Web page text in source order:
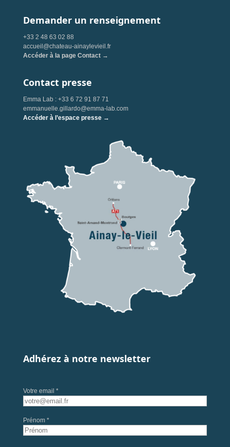
Demander un renseignement
+33 2 48 63 02 88
accueil@chateau-ainaylevieil.fr
Accéder à la page Contact →
Contact presse
Emma Lab : +33 6 72 91 87 71
emmanuelle.gillardo@emma-lab.com
Accéder à l’espace presse →
Adhérez à notre newsletter
Votre email *
Prénom *